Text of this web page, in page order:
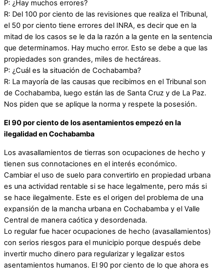
P: ¿Hay muchos errores?
R: Del 100 por ciento de las revisiones que realiza el Tribunal,
el 50 por ciento tiene errores del INRA, es decir que en la
mitad de los casos se le da la razón a la gente en la sentencia
que determinamos. Hay mucho error. Esto se debe a que las
propiedades son grandes, miles de hectáreas.
P: ¿Cuál es la situación de Cochabamba?
R: La mayoría de las causas que recibimos en el Tribunal son
de Cochabamba, luego están las de Santa Cruz y de La Paz.
Nos piden que se aplique la norma y respete la posesión.
El 90 por ciento de los asentamientos empezó en la
ilegalidad en Cochabamba
Los avasallamientos de tierras son ocupaciones de hecho y
tienen sus connotaciones en el interés económico.
Cambiar el uso de suelo para convertirlo en propiedad urbana
es una actividad rentable si se hace legalmente, pero más si
se hace ilegalmente. Este es el origen del problema de una
expansión de la mancha urbana en Cochabamba y el Valle
Central de manera caótica y desordenada.
Lo regular fue hacer ocupaciones de hecho (avasallamientos)
con serios riesgos para el municipio porque después debe
invertir mucho dinero para regularizar y legalizar estos
asentamientos humanos. El 90 por ciento de lo que ahora es